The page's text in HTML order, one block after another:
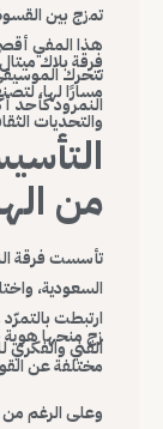
تمزج بين
هذا المفي
تتحرك
النمرود كأحد
فرقة بلاك
مسارًا لها،
والتحديات
من
السعودية،
ارتبطت
الفني والفكري
زج منحها
مختلفة عن
وعلى الرغم من